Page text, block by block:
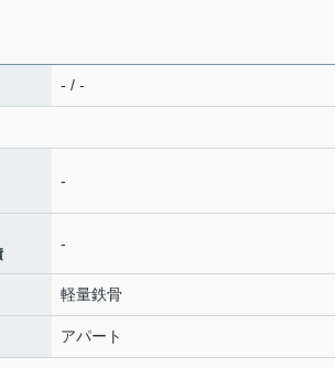
- / -
-
-
軽量鉄骨
アパート